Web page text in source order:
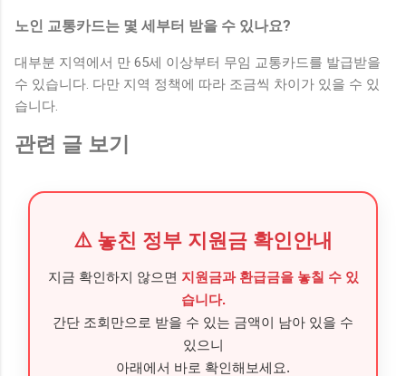
노인 교통카드는 몇 세부터 받을 수 있나요?
대부분 지역에서 만 65세 이상부터 무임 교통카드를 발급받을
수 있습니다. 다만 지역 정책에 따라 조금씩 차이가 있을 수 있
습니다.
관련 글 보기
⚠️ 놓친 정부 지원금 확인안내
지금 확인하지 않으면 지원금과 환급금을 놓칠 수 있
습니다.
간단 조회만으로 받을 수 있는 금액이 남아 있을 수
있으니
아래에서 바로 확인해보세요.